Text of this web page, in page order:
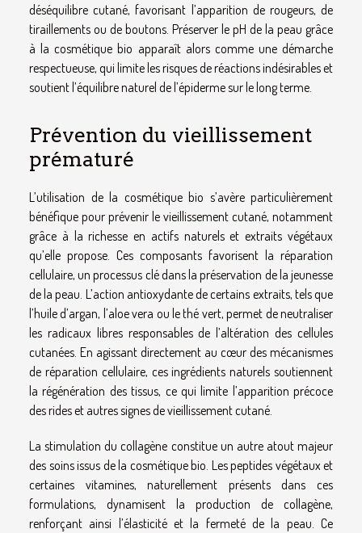
déséquilibre cutané, favorisant l’apparition de rougeurs, de
tiraillements ou de boutons. Préserver le pH de la peau grâce
à la cosmétique bio apparaît alors comme une démarche
respectueuse, qui limite les risques de réactions indésirables et
soutient l’équilibre naturel de l’épiderme sur le long terme.
Prévention du vieillissement
prématuré
L’utilisation de la cosmétique bio s’avère particulièrement
bénéfique pour prévenir le vieillissement cutané, notamment
grâce à la richesse en actifs naturels et extraits végétaux
qu’elle propose. Ces composants favorisent la réparation
cellulaire, un processus clé dans la préservation de la jeunesse
de la peau. L’action antioxydante de certains extraits, tels que
l’huile d’argan, l’aloe vera ou le thé vert, permet de neutraliser
les radicaux libres responsables de l’altération des cellules
cutanées. En agissant directement au cœur des mécanismes
de réparation cellulaire, ces ingrédients naturels soutiennent
la régénération des tissus, ce qui limite l’apparition précoce
des rides et autres signes de vieillissement cutané.
La stimulation du collagène constitue un autre atout majeur
des soins issus de la cosmétique bio. Les peptides végétaux et
certaines vitamines, naturellement présents dans ces
formulations, dynamisent la production de collagène,
renforçant ainsi l’élasticité et la fermeté de la peau. Ce